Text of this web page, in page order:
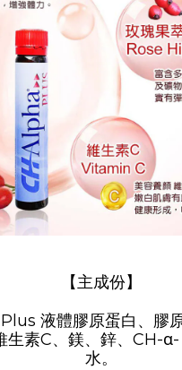
【 主成份】
液體膠原蛋白、膠原
生素C、鎂、鋅、CH-α-
水。